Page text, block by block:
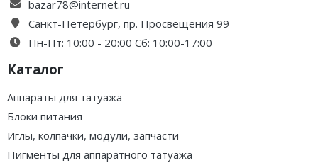
bazar78@internet.ru
Санкт-Петербург, пр. Просвещения 99
Пн-Пт: 10:00 - 20:00 Сб: 10:00-17:00
Каталог
Аппараты для татуажа
Блоки питания
Иглы, колпачки, модули, запчасти
Пигменты для аппаратного татуажа